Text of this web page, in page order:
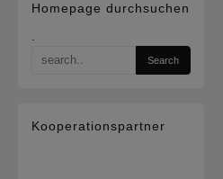
Homepage durchsuchen
.
Kooperationspartner